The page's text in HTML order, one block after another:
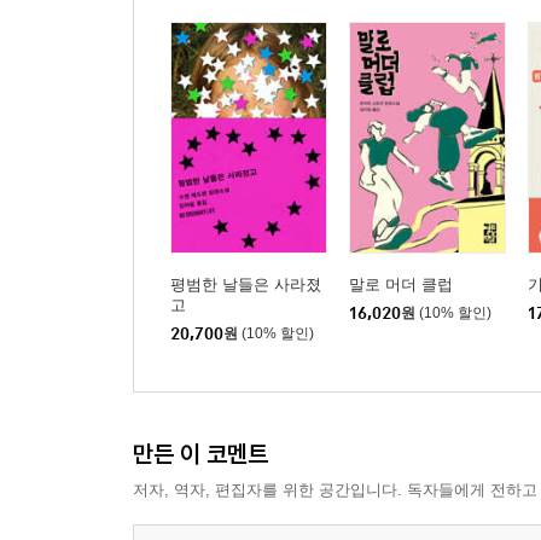
평범한 날들은 사라졌
고
20,700원 (10% 할인)
말로 머더 클럽
16,020원 (10% 할인)
만든 이 코멘트
저자, 역자, 편집자를 위한 공간입니다. 독자들에게 전하